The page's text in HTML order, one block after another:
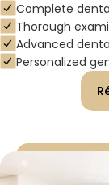
Complete
Thorough
Advanced
Personalized